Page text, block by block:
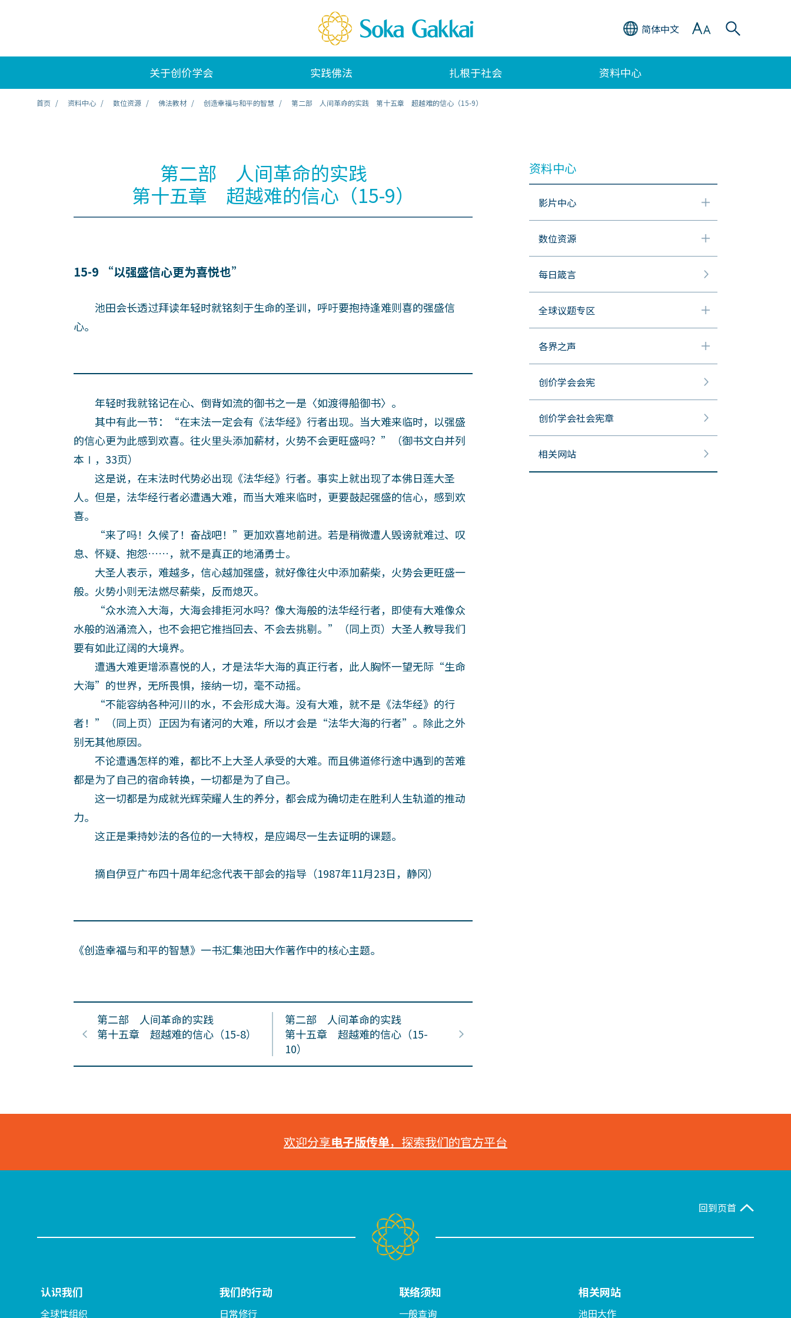
简体中文
关于创价学会 实践佛法 扎根于社会 资料中心
首页 资料中心 数位资源 佛法教材 创造幸福与和平的智慧 第二部 人间革命的实践 第十五章 超越难的信心（15-9）
第二部 人间革命的实践
第十五章 超越难的信心（15-9）
15-9 “以强盛信心更为喜悦也”
池田会长透过拜读年轻时就铭刻于生命的圣训，呼吁要抱持逢难则喜的强盛信
心。
年轻时我就铭记在心、倒背如流的御书之一是〈如渡得船御书〉。
其中有此一节：“在末法一定会有《法华经》行者出现。当大难来临时，以强盛
的信心更为此感到欢喜。往火里头添加薪材，火势不会更旺盛吗？”（御书文白并列
本Ⅰ，33页）
这是说，在末法时代势必出现《法华经》行者。事实上就出现了本佛日莲大圣
人。但是，法华经行者必遭遇大难，而当大难来临时，更要鼓起强盛的信心，感到欢
喜。
“来了吗！久候了！奋战吧！”更加欢喜地前进。若是稍微遭人毁谤就难过、叹
息、怀疑、抱怨……，就不是真正的地涌勇士。
大圣人表示，难越多，信心越加强盛，就好像往火中添加薪柴，火势会更旺盛一
般。火势小则无法燃尽薪柴，反而熄灭。
“众水流入大海，大海会排拒河水吗？像大海般的法华经行者，即使有大难像众
水般的汹涌流入，也不会把它推挡回去、不会去挑剔。”（同上页）大圣人教导我们
要有如此辽阔的大境界。
遭遇大难更增添喜悦的人，才是法华大海的真正行者，此人胸怀一望无际“生命
大海”的世界，无所畏惧，接纳一切，毫不动摇。
“不能容纳各种河川的水，不会形成大海。没有大难，就不是《法华经》的行
者！”（同上页）正因为有诸河的大难，所以才会是“法华大海的行者”。除此之外
别无其他原因。
不论遭遇怎样的难，都比不上大圣人承受的大难。而且佛道修行途中遇到的苦难
都是为了自己的宿命转换，一切都是为了自己。
这一切都是为成就光辉荣耀人生的养分，都会成为确切走在胜利人生轨道的推动
力。
这正是秉持妙法的各位的一大特权，是应竭尽一生去证明的课题。
摘自伊豆广布四十周年纪念代表干部会的指导（1987年11月23日，静冈）
《创造幸福与和平的智慧》一书汇集池田大作著作中的核心主题。
第二部 人间革命的实践
第十五章 超越难的信心（15-8）
第二部 人间革命的实践
第十五章 超越难的信心（15-
10）
资料中心
影片中心
数位资源
每日箴言
全球议题专区
各界之声
创价学会会宪
创价学会社会宪章
相关网站
欢迎分享电子版传单，探索我们的官方平台
回到页首
认识我们
全球性组织
我们的行动
日常修行
联络须知
一般查询
相关网站
池田大作